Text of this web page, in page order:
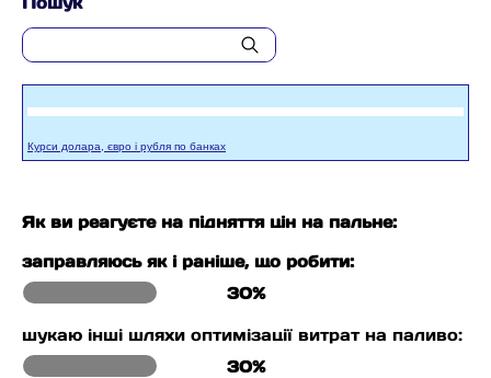
Курси долара, євро і рубля по банках
Як ви реагуєте на підняття цін на пальне:
заправляюсь як і раніше, що робити:
30%
шукаю інші шляхи оптимізації витрат на паливо:
30%